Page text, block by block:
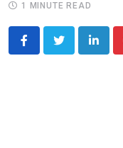
1 MINUTE READ